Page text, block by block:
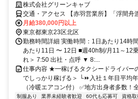
株式会社グリーンキャブ
交通・アクセス 【赤羽営業所】「浮間舟
月給380,000円以上
東京都東京23区北区
勤務時間詳細 実働時間：1日あたり14時
あたり11日 〜 12日 ■週40h制/月11～12
れ＞ 7:50 出社・点呼 ▼ 8:...
仕事内容 ★━稼げるタクシードライバー
でしっかり稼げる＞ └⏩入社１年目平均
（冷暖エアコン付） ✅地方出身者多数！
制服あり 業界未経験者歓迎 60代も応募可 資格取